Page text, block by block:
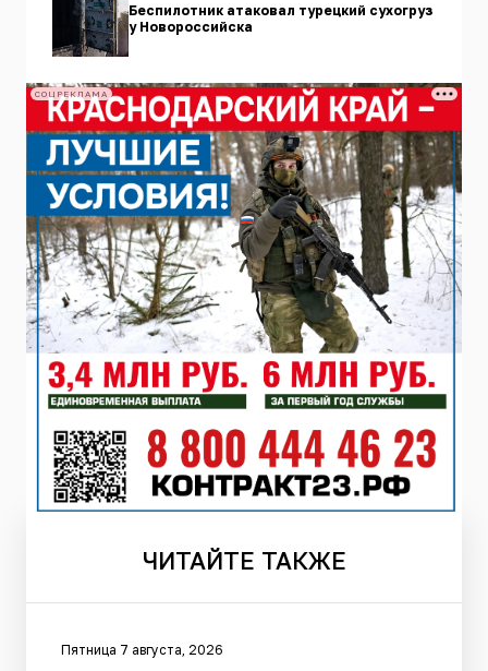
Беспилотник атаковал турецкий сухогруз
у Новороссийска
СОЦРЕКЛАМА
ЧИТАЙТЕ ТАКЖЕ
Пятница 7 августа, 2026